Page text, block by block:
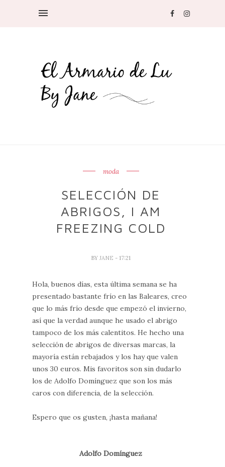
moda
SELECCIÓN DE
ABRIGOS, I AM
FREEZING COLD
BYJANE - 17:21
Hola, buenos días, esta última semana se ha
presentado bastante frío en las Baleares, creo
que lo más frío desde que empezó el invierno,
así que la verdad aunque he usado el abrigo
tampoco de los más calentitos. He hecho una
selección de abrigos de diversas marcas, la
mayoría están rebajados y los hay que valen
unos 30 euros. Mis favoritos son sin dudarlo
los de Adolfo Domínguez que son los más
caros con diferencia, de la selección.
Espero que os gusten, ¡hasta mañana!
Adolfo Domínguez